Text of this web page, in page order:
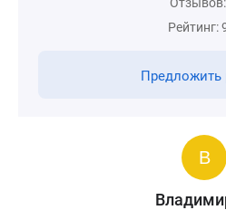
Рейтинг:
Предложить